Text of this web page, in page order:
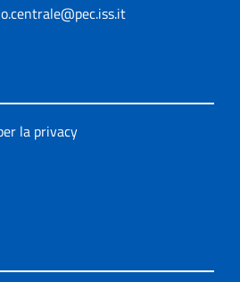
la privacy